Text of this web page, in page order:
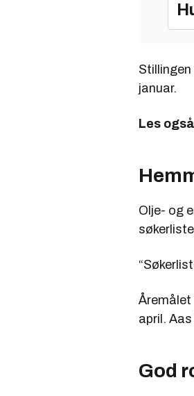
januar.
Les
Olje- og
Åremålet
april.
God